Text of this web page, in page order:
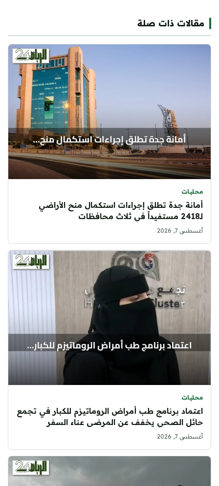
مقالات ذات صلة
محليات
أمانة جدة تطلق إجراءات استكمال منح الأراضي
لـ2418 مستفيداً في ثلاث محافظات
أغسطس 7, 2026
محليات
اعتماد برنامج طب أمراض الروماتيزم للكبار في تجمع
حائل الصحي يخفف عن المرضى عناء السفر
أغسطس 7, 2026